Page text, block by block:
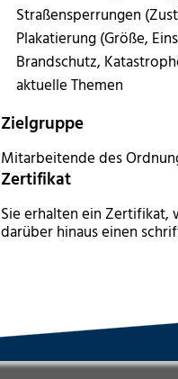
Straßensperrungen
Plakatierung (Größe,
Brandschutz,
aktuelle Themen
Zielgruppe
Mitarbeitende des
Zertifikat
Sie erhalten ein Zertifikat,
darüber hinaus einen